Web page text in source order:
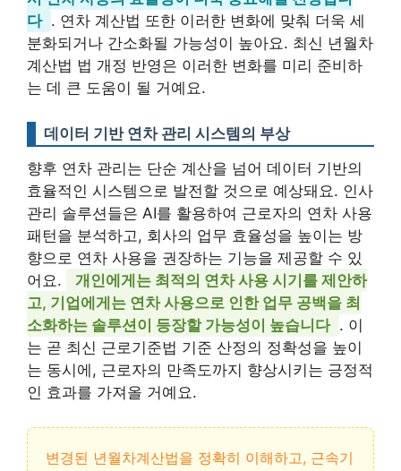
다 . 연차 계산법 또한 이러한 변화에 맞춰 더욱 세
분화되거나 간소화될 가능성이 높아요. 최신 년월차
계산법 법 개정 반영은 이러한 변화를 미리 준비하
는 데 큰 도움이 될 거예요.
데이터 기반 연차 관리 시스템의 부상
향후 연차 관리는 단순 계산을 넘어 데이터 기반의
효율적인 시스템으로 발전할 것으로 예상돼요. 인사
관리 솔루션들은 AI를 활용하여 근로자의 연차 사용
패턴을 분석하고, 회사의 업무 효율성을 높이는 방
향으로 연차 사용을 권장하는 기능을 제공할 수 있
어요.
개인에게는 최적의 연차 사용 시기를 제안하
고, 기업에게는 연차 사용으로 인한 업무 공백을 최
소화하는 솔루션이 등장할 가능성이 높습니다 . 이
는 곧 최신 근로기준법 기준 산정의 정확성을 높이
는 동시에, 근로자의 만족도까지 향상시키는 긍정적
인 효과를 가져올 거예요.
변경된 년월차계산법을 정확히 이해하고, 근속기